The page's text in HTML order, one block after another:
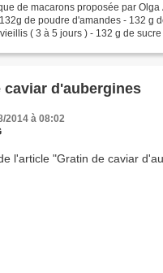
de macarons proposée par
de poudre d'amandes - 132 g
( 3 à 5 jours ) - 132 g de
caviar d'aubergines
2014 à 08:02